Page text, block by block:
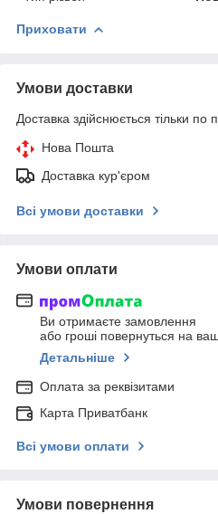
Приховати
Умови доставки
Доставка здійснюється тільки по
Нова Пошта
Доставка кур'єром
Всі умови доставки
Умови оплати
Ви отримаєте замовлення
або гроші повернуться на
Детальніше
Оплата за реквізитами
Карта Приватбанк
Всі умови оплати
Умови повернення